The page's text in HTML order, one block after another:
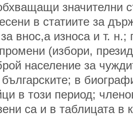
значителни
в статиите за
внос,а износа и т. н.;
(избори,
население за
в
в този период;
са и в таблицата в